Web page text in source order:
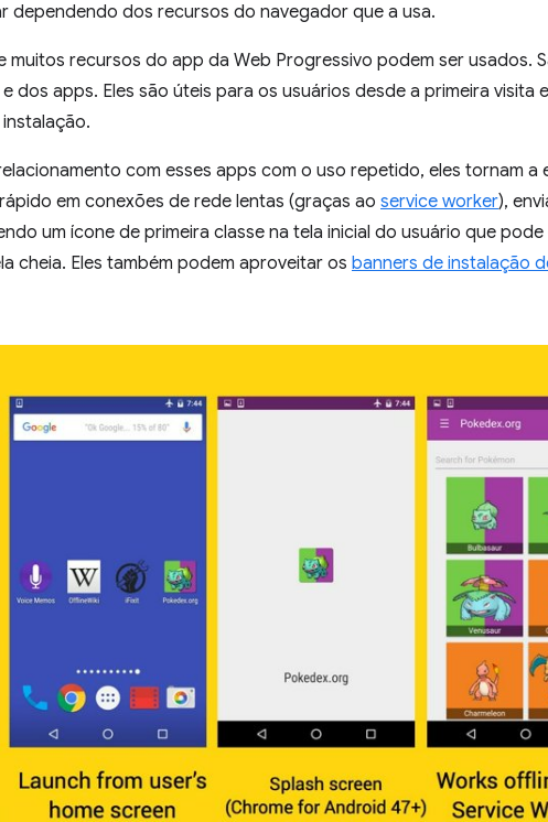
dependendo dos recursos do navegador que a usa.
muitos recursos do app da Web Progressivo podem ser usados.
dos apps. Eles são úteis para os usuários desde a primeira visita
com esses apps com o uso repetido, eles tornam a
em conexões de rede lentas (graças ao service worker),
um ícone de primeira classe na tela inicial do usuário que
cheia. Eles também podem aproveitar os banners de instalação